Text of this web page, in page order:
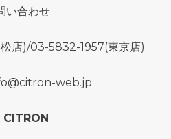
い合わせ
店)/03-5832-1957(東京店)
web.jp
CITRON